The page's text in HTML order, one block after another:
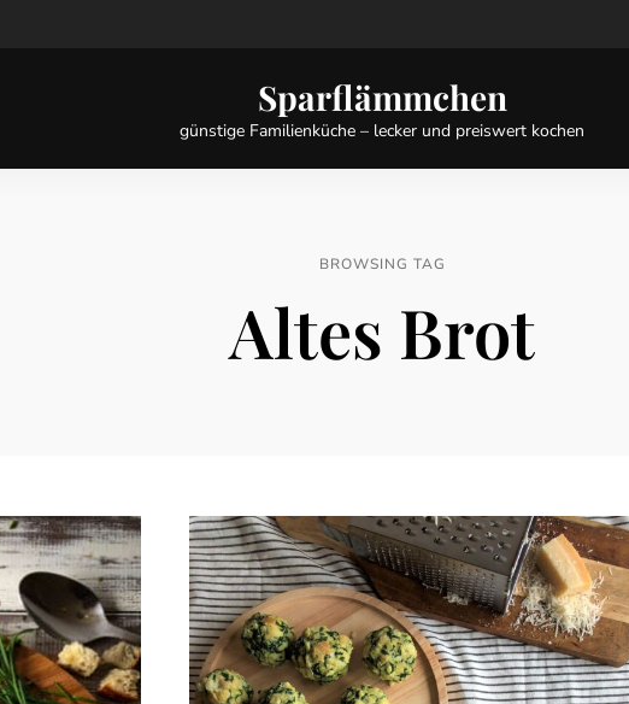
Sparflämmchen
günstige Familienküche – lecker und preiswert kochen
BROWSING TAG
Altes Brot